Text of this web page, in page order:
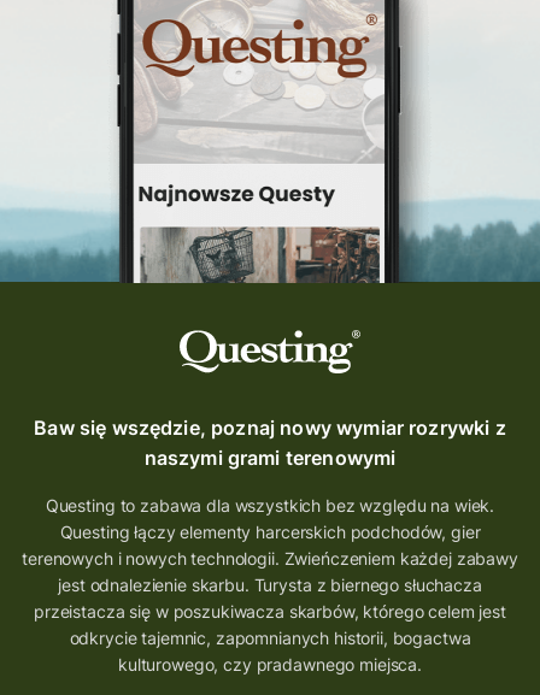
questinggryterenowe
Questing Świętokrzyskie
questing śląskie
Quest Szlak Przygody
przygoda
nowy quest
najlepsze questy
wycieczki
turystyka przygodowa
Szlak Przygody
szkolenie
szkło
scieżka questingowa
questy w Polsce
questujznami
QUESTOMANIA
questing.pl
Quest Koziołek Matołek
gra miejska
co zobaczyć na Śląsku
aplikacja questy
aplikacja gry terenowe
wielkopolskie questy
wakacje z questami
trenerzy questingu
szkolenie tworzenie questów
Baw się wszędzie, poznaj nowy wymiar rozrywki z
naszymi grami terenowymi
Questing to zabawa dla wszystkich bez względu na wiek.
Questing łączy elementy harcerskich podchodów, gier
terenowych i nowych technologii. Zwieńczeniem każdej zabawy
jest odnalezienie skarbu. Turysta z biernego słuchacza
przeistacza się w poszukiwacza skarbów, którego celem jest
odkrycie tajemnic, zapomnianych historii, bogactwa
kulturowego, czy pradawnego miejsca.